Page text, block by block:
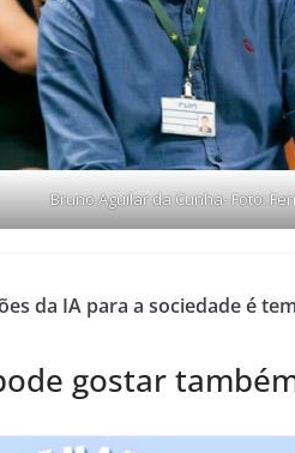
Bruno Aguilar da Cunha- Foto:
da IA para a sociedade é
gostar